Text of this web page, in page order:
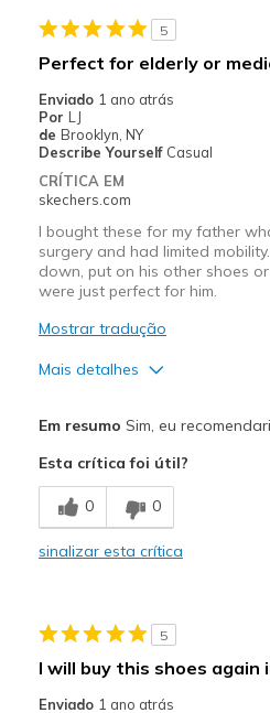
5
Perfect for elderly or
Enviado 1 ano atrás
Por LJ
de Brooklyn, NY
Describe Yourself Casual
CRÍTICA EM
skechers.com
I bought these for my father
surgery and had limited
down, put on his other shoes
were just perfect for him.
Mostrar tradução
Mais detalhes
Stylish
Melhores utilizações
Casual Wear
Sizing
View On Shoes
Shoes are
Em resumo Sim, eu
Esta crítica foi útil?
0 0
sinalizar esta crítica
5
I will buy this shoes again
Enviado 1 ano atrás